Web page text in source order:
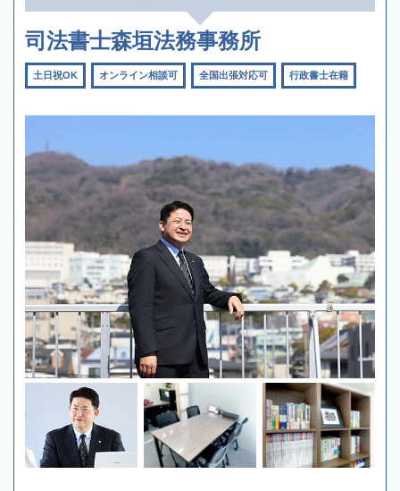
司法書士森垣法務事務所
土日祝OK オンライン相談可 全国出張対応可 行政書士在籍